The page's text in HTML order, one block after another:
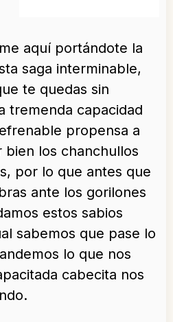
aquí portándote la
saga interminable,
te quedas sin
tremenda capacidad
propensa a
bien los chanchullos
por lo que antes que
ante los gorilones
estos sabios
sabemos que pase lo
lo que nos
cabecita nos